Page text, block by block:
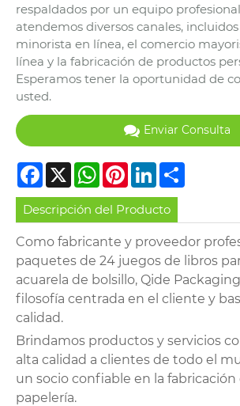
respaldados por un equipo
atendemos diversos canales,
minorista en línea, el comercio
línea y la fabricación de productos
Esperamos tener la oportunidad de
usted.
Enviar Consulta
Facebook
X WhatsApp
PinterestLinkedIn
Descripción del Producto
Como fabricante y proveedor
paquetes de 24 juegos de libros
acuarela de bolsillo, Qide
filosofía centrada en el cliente y
calidad.
Brindamos productos y servicios
alta calidad a clientes de todo el
un socio confiable en la
papelería.